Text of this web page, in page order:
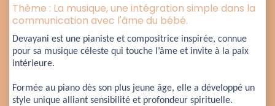
Thème : La musique, une intégration simple dans la
communication avec l'âme du bébé.
Devayani est une pianiste et compositrice inspirée, connue
pour sa musique céleste qui touche l’âme et invite à la paix
intérieure.
Formée au piano dès son plus jeune âge, elle a développé un
style unique alliant sensibilité et profondeur spirituelle.